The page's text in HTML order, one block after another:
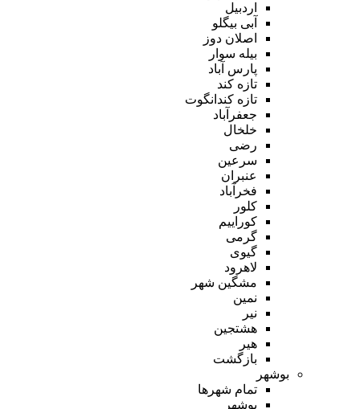
اردبیل
آبی بیگلو
اصلان دوز
بیله سوار
پارس آباد
تازه کند
تازه کندانگوت
جعفرآباد
خلخال
رضی
سرعین
عنبران
فخرآباد
کلور
کوراییم
گرمی
گیوی
لاهرود
مشگین شهر
نمین
نیر
هشتجین
هیر
بازگشت
بوشهر
تمام شهر‌ها
بوشهر